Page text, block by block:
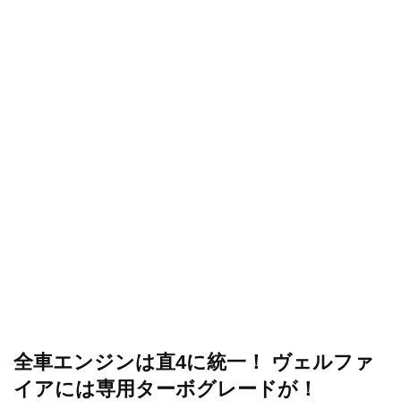
全車エンジンは直4に統一！ ヴェルファ
イアには専用ターボグレードが！